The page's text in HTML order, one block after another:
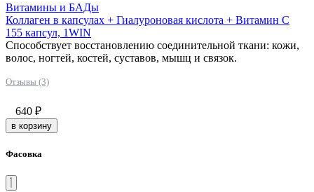
Витамины и БАДы
Коллаген в капсулах + Гиалуроновая кислота + Витамин С
155 капсул, 1WIN
Способствует восстановлению соединительной ткани: кожи,
волос, ногтей, костей, суставов, мышц и связок.
Отзывы (3)
640 ₽
в корзину
Фасовка